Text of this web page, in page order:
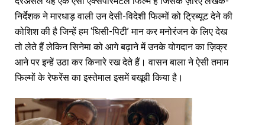
निर्देशक ने मारधाड़ वाली उन देसी-विदेशी फिल्मों को ट्रिब्यूट देने की
कोशिश की है जिन्हें हम ‘घिसी-पिटी’ मान कर मनोरंजन के लिए देख
तो लेते हैं लेकिन सिनेमा को आगे बढ़ाने में उनके योगदान का ज़िक्र
आने पर इन्हें उठा कर किनारे रख देते हैं। वासन बाला ने ऐसी तमाम
फिल्मों के रेफरेंस का इस्तेमाल इसमें बखूबी किया है।